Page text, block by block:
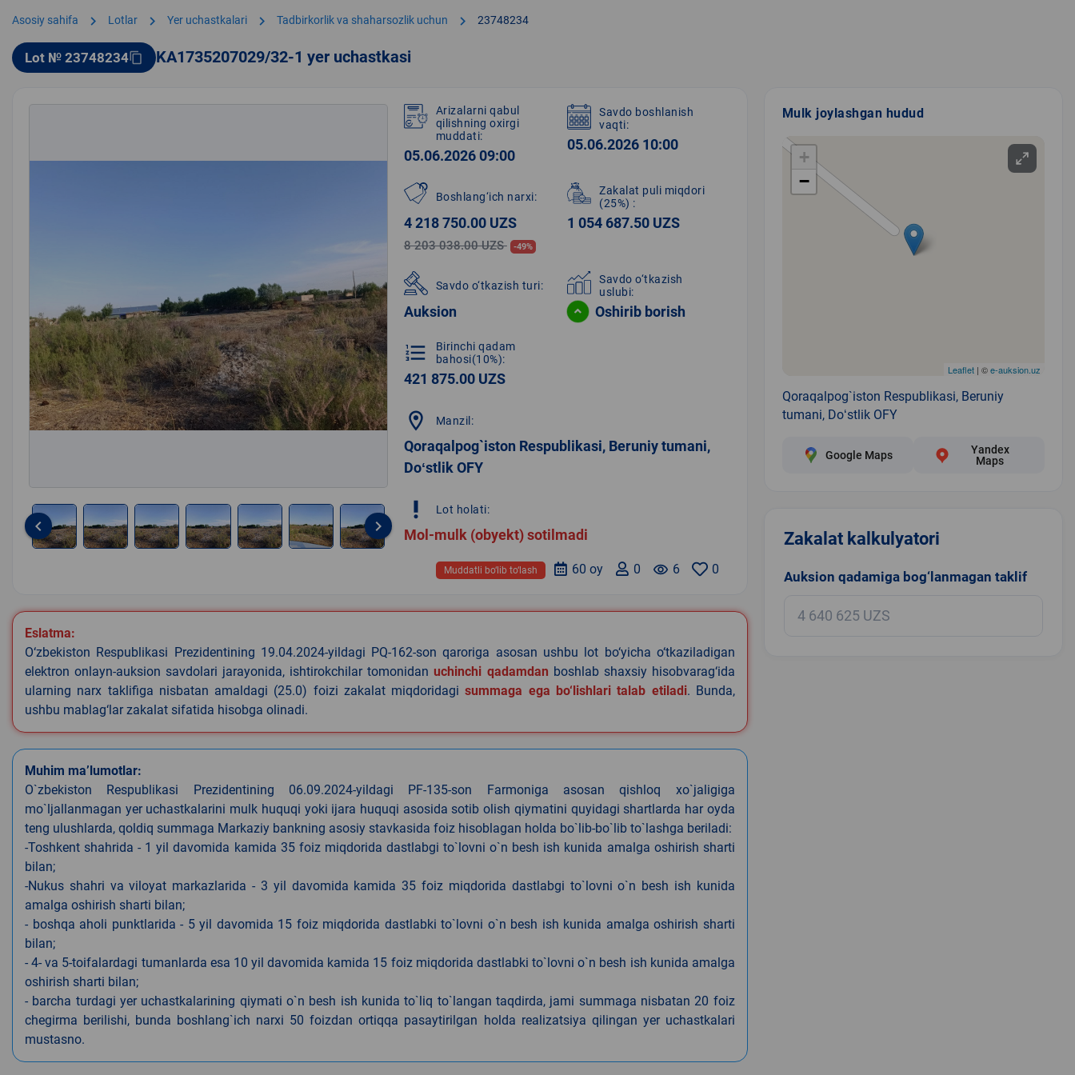
Asosiy sahifa chevron_right Lotlar chevron_right Yer uchastkalari chevron_right Tadbirkorlik va shaharsozlik uchun chevron_right 23748234
Lot № 23748234content_copy KA1735207029/32-1 yer uchastkasi
keyboard_arrow_left keyboard_arrow_right
Arizalarni qabul
qilishning oxirgi
muddati:
05.06.2026 09:00
Savdo boshlanish
vaqti:
05.06.2026 10:00
Boshlang‘ich narxi:
4 218 750.00 UZS
8 203 038.00 UZS -49%
Zakalat puli miqdori
(25%) :
1 054 687.50 UZS
Savdo o‘tkazish turi:
Auksion
Savdo o‘tkazish
uslubi:
Oshirib borish
format_list_numbered
Birinchi qadam
bahosi(10%):
421 875.00 UZS
location_on Manzil:
Qoraqalpog`iston Respublikasi, Beruniy tumani,
Doʻstlik OFY
priority_high Lot holati:
Mol-mulk (obyekt) sotilmadi
0
remove_red_eye 6
0
60 oy
Muddatli bo‘lib to‘lash
Eslatma:
O‘zbekiston Respublikasi Prezidentining 19.04.2024-yildagi PQ-162-son qaroriga asosan ushbu lot bo‘yicha o‘tkaziladigan
elektron onlayn-auksion savdolari jarayonida, ishtirokchilar tomonidanuchinchi qadamdan boshlab shaxsiy hisobvarag‘ida
ularning narx taklifiga nisbatan amaldagi (25.0) foizi zakalat miqdoridagisummaga ega bo‘lishlari talab etiladi. Bunda,
ushbu mablag‘lar zakalat sifatida hisobga olinadi.
Muhim ma’lumotlar:
O`zbekiston Respublikasi Prezidentining 06.09.2024-yildagi PF-135-son Farmoniga asosan qishloq xo`jaligiga
mo`ljallanmagan yer uchastkalarini mulk huquqi yoki ijara huquqi asosida sotib olish qiymatini quyidagi shartlarda har oyda
teng ulushlarda, qoldiq summaga Markaziy bankning asosiy stavkasida foiz hisoblagan holda bo`lib-bo`lib to`lashga beriladi:
-Toshkent shahrida - 1 yil davomida kamida 35 foiz miqdorida dastlabgi to`lovni o`n besh ish kunida amalga oshirish sharti
bilan;
-Nukus shahri va viloyat markazlarida - 3 yil davomida kamida 35 foiz miqdorida dastlabgi to`lovni o`n besh ish kunida
amalga oshirish sharti bilan;
- boshqa aholi punktlarida - 5 yil davomida 15 foiz miqdorida dastlabki to`lovni o`n besh ish kunida amalga oshirish sharti
bilan;
- 4- va 5-toifalardagi tumanlarda esa 10 yil davomida kamida 15 foiz miqdorida dastlabki to`lovni o`n besh ish kunida amalga
oshirish sharti bilan;
- barcha turdagi yer uchastkalarining qiymati o`n besh ish kunida to`liq to`langan taqdirda, jami summaga nisbatan 20 foiz
chegirma berilishi, bunda boshlang`ich narxi 50 foizdan ortiqqa pasaytirilgan holda realizatsiya qilingan yer uchastkalari
mustasno.
Mulk joylashgan hudud
+
−
Leaflet| ©e-auksion.uz
Qoraqalpog`iston Respublikasi, Beruniy
tumani, Doʻstlik OFY
Google Maps
Yandex
Maps
Zakalat kalkulyatori
Auksion qadamiga bog‘lanmagan taklif